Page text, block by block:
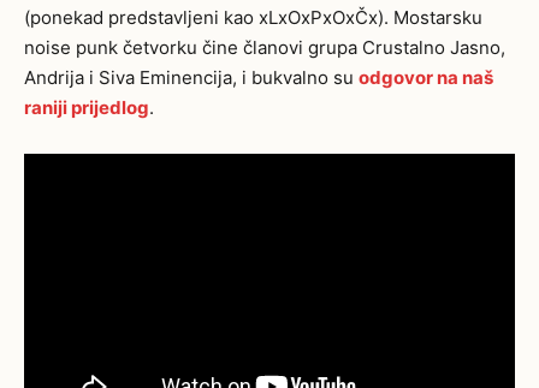
(ponekad predstavljeni kao xLxOxPxOxČx). Mostarsku
noise punk četvorku čine članovi grupa Crustalno Jasno,
Andrija i Siva Eminencija, i bukvalno su odgovor na naš
raniji prijedlog.